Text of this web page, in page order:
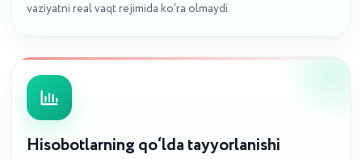
vaziyatni real vaqt rejimida ko‘ra olmaydi.
Hisobotlarning qo‘lda tayyorlanishi